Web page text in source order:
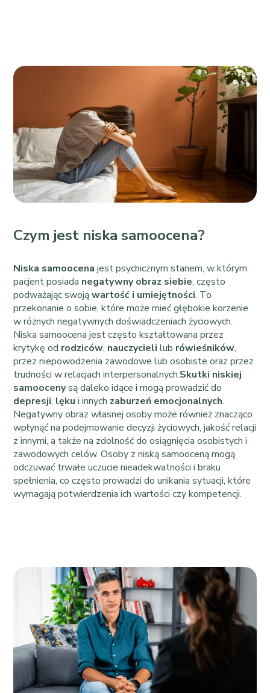
Czym jest niska samoocena?
Niska samoocena jest psychicznym stanem, w którym
pacjent posiada negatywny obraz siebie, często
podważając swojąwartość i umiejętności. To
przekonanie o sobie, które może mieć głębokie korzenie
w różnych negatywnych doświadczeniach życiowych.
Niska samoocena jest często kształtowana przez
krytykę od rodziców, nauczycieli lub rówieśników,
przez niepowodzenia zawodowe lub osobiste oraz przez
trudności w relacjach interpersonalnych.Skutki niskiej
samoocenysą daleko idące i mogą prowadzić do
depresji, lęku i innych zaburzeń emocjonalnych.
Negatywny obraz własnej osoby może również znacząco
wpłynąć na podejmowanie decyzji życiowych, jakość relacji
z innymi, a także na zdolność do osiągnięcia osobistych i
zawodowych celów. Osoby z niską samooceną mogą
odczuwać trwałe uczucie nieadekwatności i braku
spełnienia, co często prowadzi do unikania sytuacji, które
wymagają potwierdzenia ich wartości czy kompetencji.